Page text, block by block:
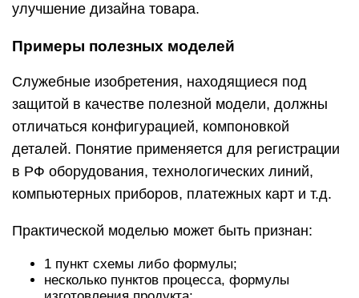
улучшение дизайна товара.
Примеры полезных моделей
Служебные изобретения, находящиеся под
защитой в качестве полезной модели, должны
отличаться конфигурацией, компоновкой
деталей. Понятие применяется для регистрации
в РФ оборудования, технологических линий,
компьютерных приборов, платежных карт и т.д.
Практической моделью может быть признан:
1 пункт схемы либо формулы;
несколько пунктов процесса, формулы